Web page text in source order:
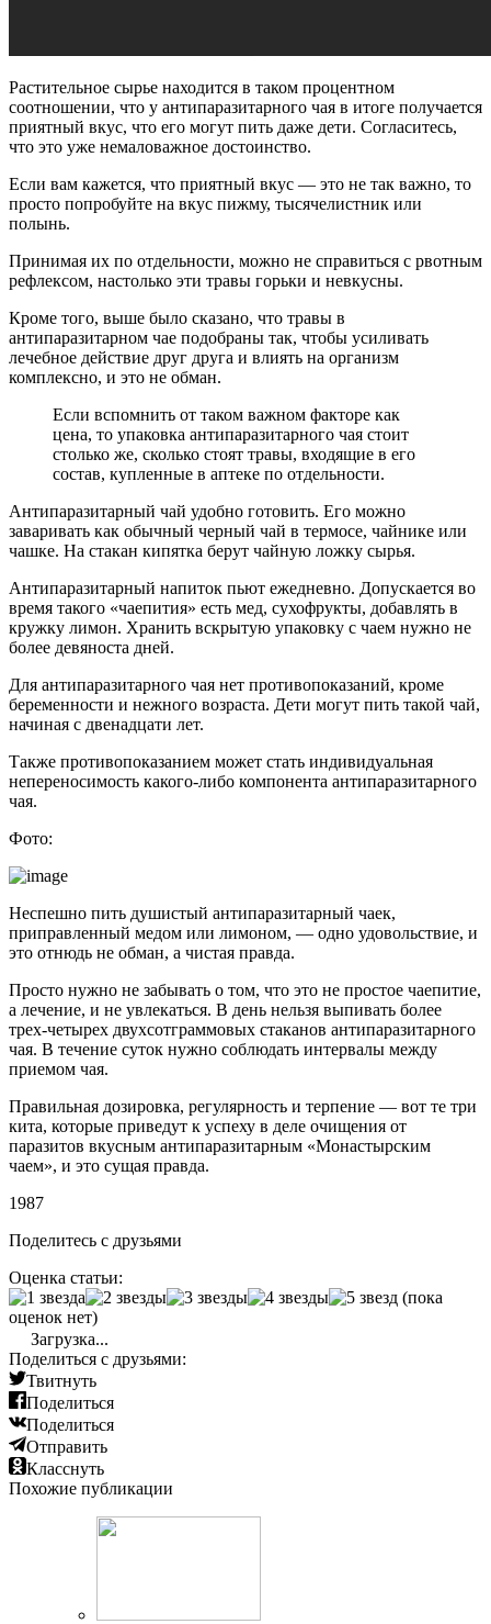
Растительное сырье находится в таком процентном
соотношении, что у антипаразитарного чая в итоге получается
приятный вкус, что его могут пить даже дети. Согласитесь,
что это уже немаловажное достоинство.
Если вам кажется, что приятный вкус — это не так важно, то
просто попробуйте на вкус пижму, тысячелистник или
полынь.
Принимая их по отдельности, можно не справиться с рвотным
рефлексом, настолько эти травы горьки и невкусны.
Кроме того, выше было сказано, что травы в
антипаразитарном чае подобраны так, чтобы усиливать
лечебное действие друг друга и влиять на организм
комплексно, и это не обман.
Если вспомнить от таком важном факторе как
цена, то упаковка антипаразитарного чая стоит
столько же, сколько стоят травы, входящие в его
состав, купленные в аптеке по отдельности.
Антипаразитарный чай удобно готовить. Его можно
заваривать как обычный черный чай в термосе, чайнике или
чашке. На стакан кипятка берут чайную ложку сырья.
Антипаразитарный напиток пьют ежедневно. Допускается во
время такого «чаепития» есть мед, сухофрукты, добавлять в
кружку лимон. Хранить вскрытую упаковку с чаем нужно не
более девяноста дней.
Для антипаразитарного чая нет противопоказаний, кроме
беременности и нежного возраста. Дети могут пить такой чай,
начиная с двенадцати лет.
Также противопоказанием может стать индивидуальная
непереносимость какого-либо компонента антипаразитарного
чая.
Фото:
Неспешно пить душистый антипаразитарный чаек,
приправленный медом или лимоном, — одно удовольствие, и
это отнюдь не обман, а чистая правда.
Просто нужно не забывать о том, что это не простое чаепитие,
а лечение, и не увлекаться. В день нельзя выпивать более
трех-четырех двухсотграммовых стаканов антипаразитарного
чая. В течение суток нужно соблюдать интервалы между
приемом чая.
Правильная дозировка, регулярность и терпение — вот те три
кита, которые приведут к успеху в деле очищения от
паразитов вкусным антипаразитарным «Монастырским
чаем», и это сущая правда.
1987
Поделитесь с друзьями
Оценка статьи:
(пока
оценок нет)
Загрузка...
Поделиться с друзьями:
Твитнуть
Поделиться
Поделиться
Отправить
Класснуть
Похожие публикации